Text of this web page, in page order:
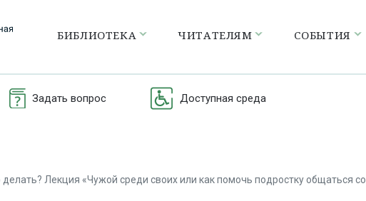
БИБЛИОТЕКА ЧИТАТЕЛЯМ СОБЫТИЯ
Задать вопрос Доступная среда
Лекция «Чужой среди своих или как помочь подростку общаться со